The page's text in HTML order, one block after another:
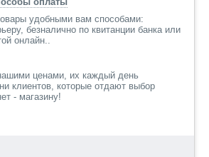
удобными вам способами:
безналично по квитанции банка или
онлайн..
ценами, их каждый день
клиентов, которые отдают выбор
- магазину!